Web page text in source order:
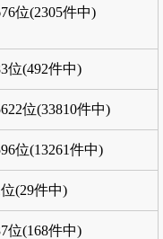
位(2305件中)
位(492件中)
位(33810件中)
位(13261件中)
(29件中)
位(168件中)